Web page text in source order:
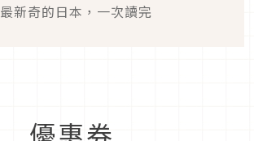
最新奇的日本，一次讀完
優惠券